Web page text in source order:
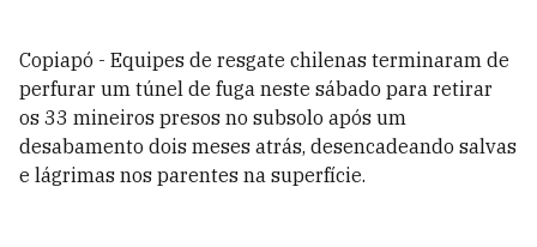
Copiapó - Equipes de resgate chilenas terminaram de
perfurar um túnel de fuga neste sábado para retirar
os 33 mineiros presos no subsolo após um
desabamento dois meses atrás, desencadeando salvas
e lágrimas nos parentes na superfície.